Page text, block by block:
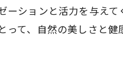
ションと活力を与えて
て、自然の美しさと健